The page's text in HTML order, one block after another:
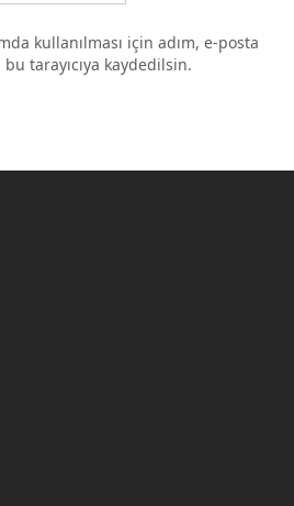
kullanılması için adım, e-posta
tarayıcıya kaydedilsin.